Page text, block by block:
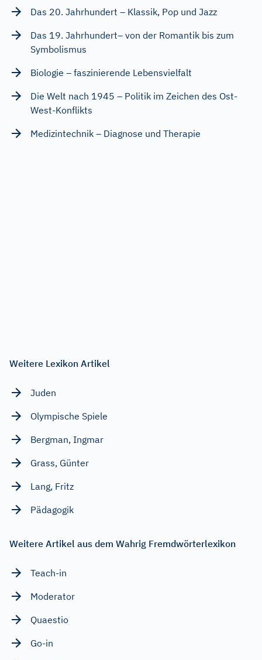
Das 20. Jahrhundert – Klassik, Pop und Jazz
Das 19. Jahrhundert– von der Romantik bis zum
Symbolismus
Biologie – faszinierende Lebensvielfalt
Die Welt nach 1945 – Politik im Zeichen des Ost-
West-Konflikts
Medizintechnik – Diagnose und Therapie
Weitere Lexikon Artikel
Juden
Olympische Spiele
Bergman, Ingmar
Grass, Günter
Lang, Fritz
Pädagogik
Weitere Artikel aus dem Wahrig Fremdwörterlexikon
Teach-in
Moderator
Quaestio
Go-in